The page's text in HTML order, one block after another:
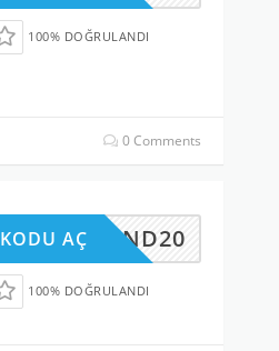
100% DOĞRULANDI
0 Comments
IND20
KODU AÇ
100% DOĞRULANDI